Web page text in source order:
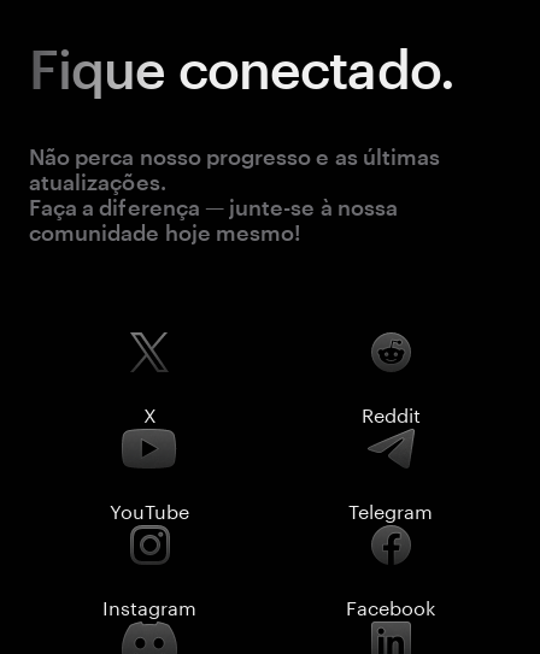
Fique conectado.
Não perca nosso progresso e as últimas
atualizações.
Faça a diferença — junte-se à nossa
comunidade hoje mesmo!
X Reddit
YouTube Telegram
Instagram Facebook